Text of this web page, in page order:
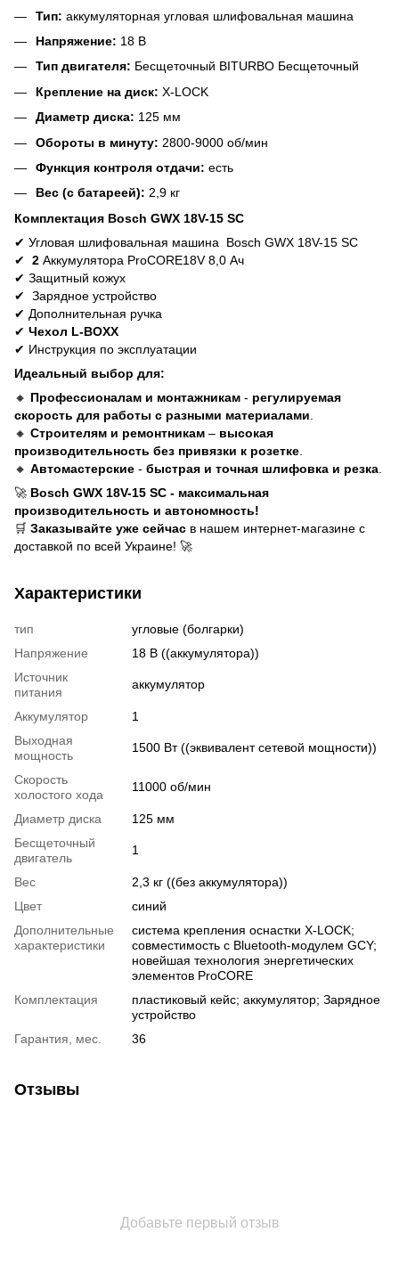
Тип: аккумуляторная угловая шлифовальная машина
Напряжение: 18 В
Тип двигателя: Бесщеточный BITURBO Бесщеточный
Крепление на диск: X-LOCK
Диаметр диска: 125 мм
Обороты в минуту: 2800-9000 об/мин
Функция контроля отдачи: есть
Вес (с батареей): 2,9 кг
Комплектация Bosch GWX 18V-15 SC
✔ Угловая шлифовальная машина Bosch GWX 18V-15 SC
✔
2 Аккумулятора ProCORE18V 8,0 Ач
✔ Защитный кожух
✔
Зарядное устройство
✔ Дополнительная ручка
✔ Чехол L-BOXX
✔ Инструкция по эксплуатации
Идеальный выбор для:
🔸 Профессионалам и монтажникам - регулируемая
скорость для работы с разными материалами
🔸 Строителям и ремонтникам – высокая
производительность без привязки к розетке
🔸 Автомастерские - быстрая и точная шлифовка и резка
🚀 Bosch GWX 18V-15 SC - максимальная
производительность и автономность!
🛒 Заказывайте уже сейчас в нашем интернет-магазине с
доставкой по всей Украине! 🚀
Характеристики
тип
угловые (болгарки)
Напряжение
18 В ((аккумулятора))
Источник
питания
аккумулятор
Аккумулятор
1
Выходная
мощность
1500 Вт ((эквивалент сетевой мощности))
Скорость
холостого хода
11000 об/мин
Диаметр диска
125 мм
Бесщеточный
двигатель
1
Вес
2,3 кг ((без аккумулятора))
Цвет
синий
Дополнительные
характеристики
система крепления оснастки X-LOCK;
совместимость с Bluetooth-модулем GCY;
новейшая технология энергетических
элементов ProCORE
Комплектация
пластиковый кейс; аккумулятор; Зарядное
устройство
Гарантия, мес.
36
Отзывы
Добавьте первый отзыв